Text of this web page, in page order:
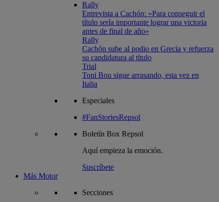
Rally
Entrevista a Cachón: «Para conseguir el
título sería importante lograr una victoria
antes de final de año»
Rally
Cachón sube al podio en Grecia y refuerza
su candidatura al título
Trial
Toni Bou sigue arrasando, esta vez en
Italia
Especiales
#FanStoriesRepsol
Boletín Box Repsol
Aquí empieza la emoción.
Suscríbete
Más Motor
Secciones